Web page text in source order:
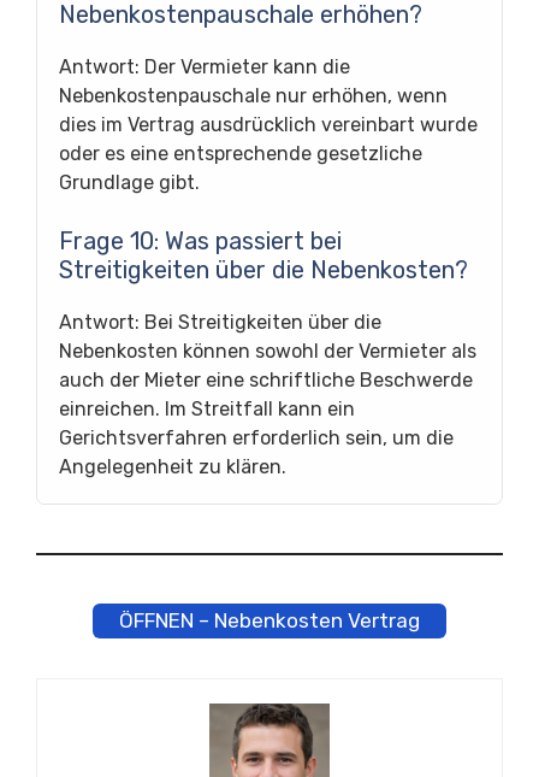
Nebenkostenpauschale erhöhen?
Antwort: Der Vermieter kann die
Nebenkostenpauschale nur erhöhen, wenn
dies im Vertrag ausdrücklich vereinbart wurde
oder es eine entsprechende gesetzliche
Grundlage gibt.
Frage 10: Was passiert bei
Streitigkeiten über die Nebenkosten?
Antwort: Bei Streitigkeiten über die
Nebenkosten können sowohl der Vermieter als
auch der Mieter eine schriftliche Beschwerde
einreichen. Im Streitfall kann ein
Gerichtsverfahren erforderlich sein, um die
Angelegenheit zu klären.
ÖFFNEN – Nebenkosten Vertrag